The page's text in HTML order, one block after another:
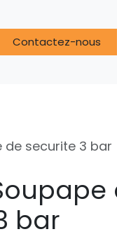
FAQ Espace
Contactez-nous
de securite 3 bar
bar